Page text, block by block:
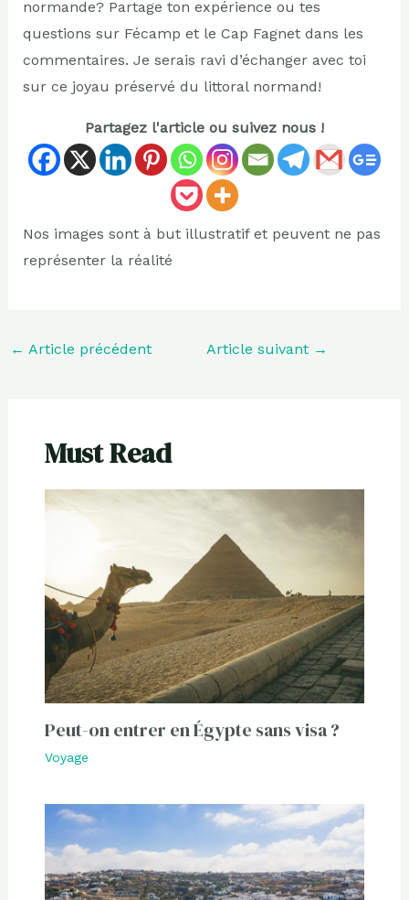
normande? Partage ton expérience ou tes
questions sur Fécamp et le Cap Fagnet dans les
commentaires. Je serais ravi d’échanger avec toi
sur ce joyau préservé du littoral normand!
Partagez l'article ou suivez nous !
Nos images sont à but illustratif et peuvent ne pas
représenter la réalité
← Article précédent Article suivant →
Must Read
Peut-on entrer en Égypte sans visa ?
Voyage